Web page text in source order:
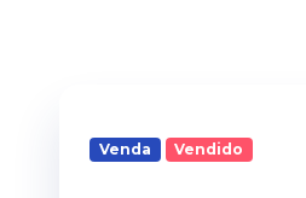
Venda Vendido